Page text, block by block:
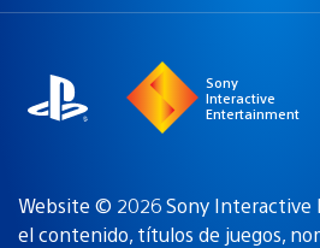
Sony
Interactive
Entertainment
Website © 2026 Sony Interactive
el contenido, títulos de juegos,